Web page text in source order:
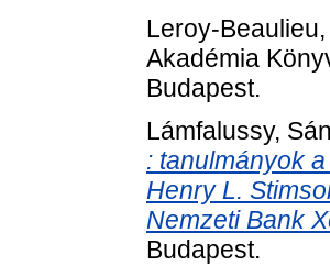
Leroy-
Akadémia
Budapest.
Lámfalussy,
: tanulmányok
Henry L.
Nemzeti Bank
Budapest.